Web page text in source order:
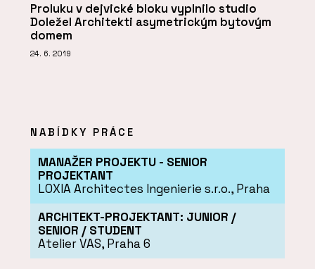
Proluku v dejvické bloku vyplnilo studio
Doležel Architekti asymetrickým bytovým
domem
24. 6. 2019
NABÍDKY PRÁCE
MANAŽER PROJEKTU - SENIOR
PROJEKTANT
LOXIA Architectes Ingenierie s.r.o., Praha
ARCHITEKT-PROJEKTANT: JUNIOR /
SENIOR / STUDENT
Atelier VAS, Praha 6